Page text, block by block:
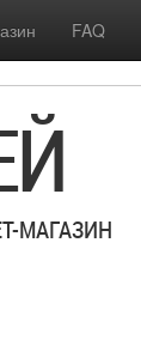
FAQ
МАГАЗИН